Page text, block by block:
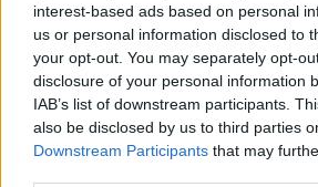
interest-based ads based on personal
us or personal information disclosed to
your opt-out. You may separately opt-
disclosure of your personal information
IAB’s list of downstream participants.
also be disclosed by us to third parties
Downstream Participants that may
Meccs Center
Paris Saint-Germain
Manchester United